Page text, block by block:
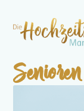
Senioren